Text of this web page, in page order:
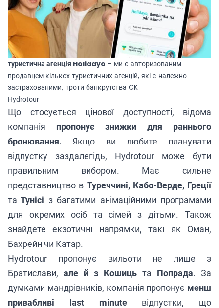
туристична агенція Holidayo – ми є авторизованим
продавцем кількох туристичних агенцій, які є належно
застрахованими, проти банкрутства CK
Hydrotour
Що стосується цінової доступності, відома
компанія пропонує знижки для раннього
бронювання. Якщо ви любите планувати
відпустку заздалегідь, Hydrotour може бути
правильним вибором. Має сильне
представництво в Туреччині, Кабо-Верде, Греції
та Тунісі з багатими анімаційними програмами
для окремих осіб та сімей з дітьми. Також
знайдете екзотичні напрямки, такі як Оман,
Бахрейн чи Катар.
Hydrotour пропонує вильоти не лише з
Братислави, але й з Кошиць та Попрада. За
думками мандрівників, компанія пропонує менш
привабливі last minuteвідпустки, що